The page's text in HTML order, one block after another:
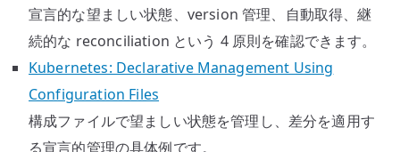
宣言的な望ましい状態、version 管理、自動取得、継
続的な reconciliation という 4 原則を確認できます。
Kubernetes: Declarative Management Using
Configuration Files
構成ファイルで望ましい状態を管理し、差分を適用す
る宣言的管理の具体例です。